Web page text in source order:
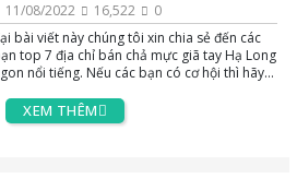
11/08/2022 16,522
0
bài viết này chúng tôi xin chia sẻ đến các
top 7 địa chỉ bán chả mực giã tay Hạ Long
nổi tiếng. Nếu các bạn có cơ hội thì hãy
XEM THÊM